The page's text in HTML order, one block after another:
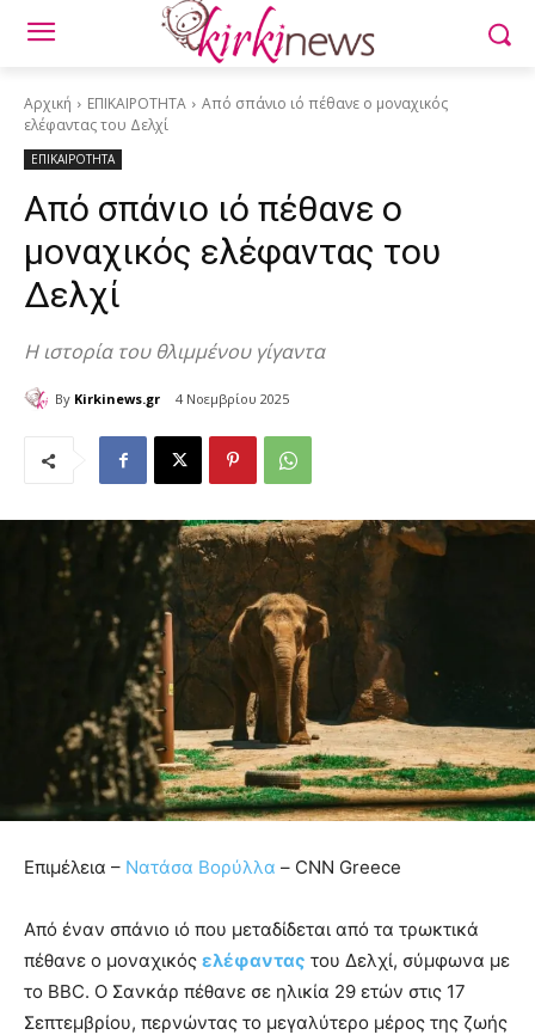
Αρχική ΕΠΙΚΑΙΡΟΤΗΤΑ
Από σπάνιο ιό πέθανε ο μοναχικός
ελέφαντας του Δελχί
ΕΠΙΚΑΙΡΟΤΗΤΑ
Από σπάνιο ιό πέθανε ο
μοναχικός ελέφαντας του
Δελχί
H ιστορία του θλιμμένου γίγαντα
By Kirkinews.gr 4 Νοεμβρίου 2025
Επιμέλεια – Νατάσα Βορύλλα – CNN Greece
Από έναν σπάνιο ιό που μεταδίδεται από τα τρωκτικά
πέθανε ο μοναχικός ελέφαντας του Δελχί, σύμφωνα με
το BBC. Ο Σανκάρ πέθανε σε ηλικία 29 ετών στις 17
Σεπτεμβρίου, περνώντας το μεγαλύτερο μέρος της ζωής